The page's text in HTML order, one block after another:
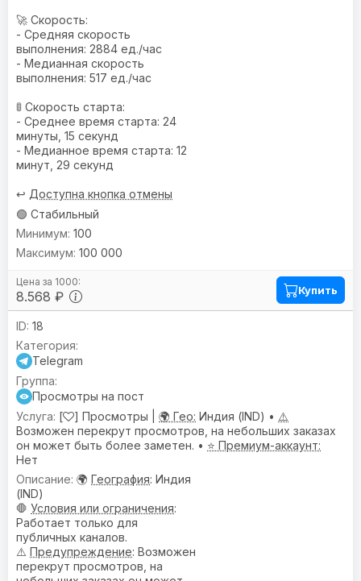
🚀 Скорость:
- Средняя скорость
выполнения: 2884 ед./час
- Медианная скорость
выполнения: 517 ед./час
🚦 Скорость старта:
- Среднее время старта: 24
минуты, 15 секунд
- Медианное время старта: 12
минут, 29 секунд
↩️ Доступна кнопка отмены
🟢 Стабильный
8.568 ₽
100
100 000
Купить
18
Telegram
Просмотры на пост
[
] Просмотры | 🌍 Гео: Индия (IND) • ⚠️
Возможен перекрут просмотров, на небольших заказах
он может быть более заметен. • ⭐ Премиум-аккаунт:
Нет
🌍 География: Индия
(IND)
🛑 Условия или ограничения:
Работает только для
публичных каналов.
⚠️ Предупреждениe: Возможен
перекрут просмотров, на